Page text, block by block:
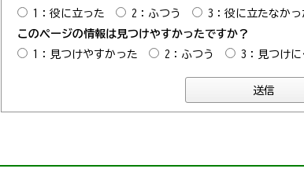
1：役に立った
2：ふつう
3：役に立たなかっ
このページの情報は見つけやすかったですか？
1：見つけやすかった
2：ふつう 3：見つけに